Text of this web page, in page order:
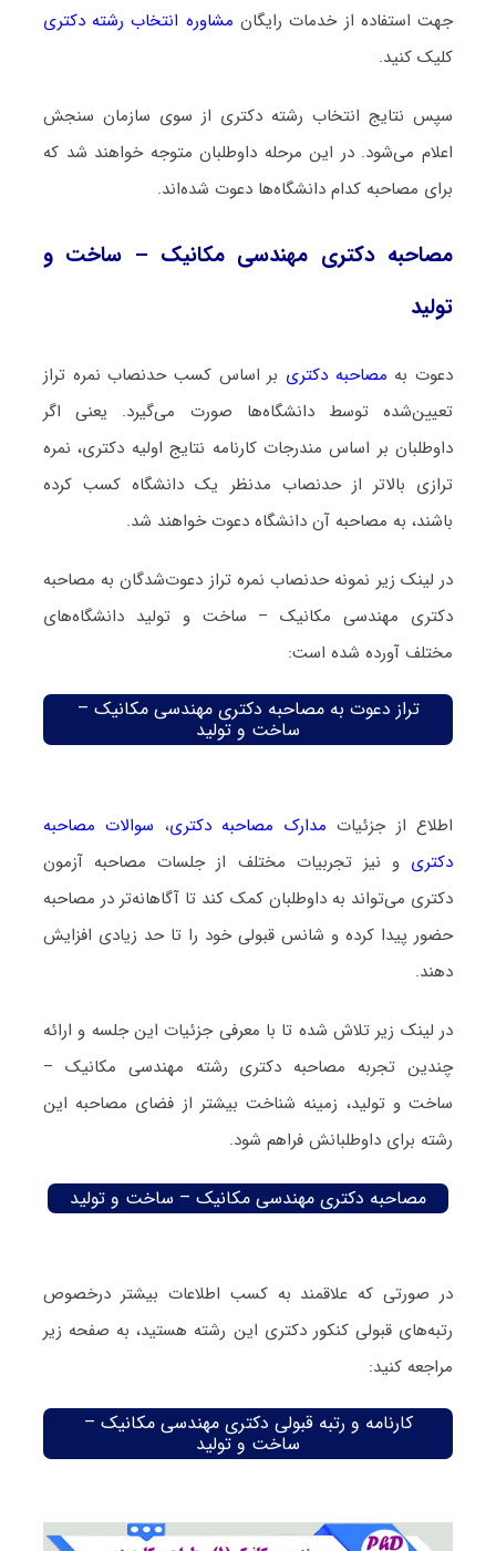
جهت استفاده از خدمات رایگان مشاوره انتخاب رشته دکتری
کلیک کنید.
سپس نتایج انتخاب رشته دکتری از سوی سازمان سنجش
اعلام می‌شود. در این مرحله داوطلبان متوجه خواهند شد که
برای مصاحبه کدام دانشگاه‌ها دعوت شده‌اند.
مصاحبه دکتری مهندسی مکانیک – ساخت و
تولید
دعوت به مصاحبه دکتری بر اساس کسب حدنصاب نمره تراز
تعیین‌شده توسط دانشگاه‌ها صورت می‌گیرد. یعنی اگر
داوطلبان بر اساس مندرجات کارنامه نتایج اولیه دکتری، نمره
ترازی بالاتر از حدنصاب مدنظر یک دانشگاه کسب کرده
باشند، به مصاحبه آن دانشگاه دعوت خواهند شد.
در لینک زیر نمونه حدنصاب نمره تراز دعوت‌شدگان به مصاحبه
دکتری مهندسی مکانیک – ساخت و تولید دانشگاه‌های
مختلف آورده شده است:
تراز دعوت به مصاحبه دکتری مهندسی مکانیک –
ساخت و تولید
اطلاع از جزئیات مدارک مصاحبه دکتری، سوالات مصاحبه
دکتری و نیز تجربیات مختلف از جلسات مصاحبه آزمون
دکتری می‌تواند به داوطلبان کمک کند تا آگاهانه‌تر در مصاحبه
حضور پیدا کرده و شانس قبولی خود را تا حد زیادی افزایش
دهند.
در لینک زیر تلاش شده تا با معرفی جزئیات این جلسه و ارائه
چندین تجربه مصاحبه دکتری رشته مهندسی مکانیک –
ساخت و تولید، زمینه شناخت بیشتر از فضای مصاحبه این
رشته برای داوطلبانش فراهم شود.
مصاحبه دکتری مهندسی مکانیک – ساخت و تولید
در صورتی که علاقمند به کسب اطلاعات بیشتر درخصوص
رتبه‌های قبولی کنکور دکتری این رشته هستید، به صفحه زیر
مراجعه کنید:
کارنامه و رتبه قبولی دکتری مهندسی مکانیک –
ساخت و تولید